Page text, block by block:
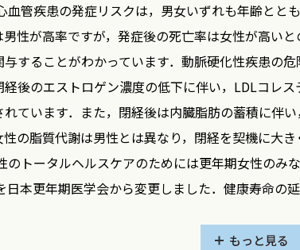
管疾患の発症リスクは，男女いずれも年齢とと
性が高率ですが，発症後の死亡率は女性が高い
することがわかっています．動脈硬化性疾患の
後のエストロゲン濃度の低下に伴い，LDLコレ
ています．また，閉経後は内臓脂肪の蓄積に伴
の脂質代謝は男性とは異なり，閉経を契機に大
トータルヘルスケアのためには更年期女性のみ
日本更年期医学会から変更しました．健康寿命の
硬化学会が作成した『動脈硬化性疾患予防ガイ
もっと見る